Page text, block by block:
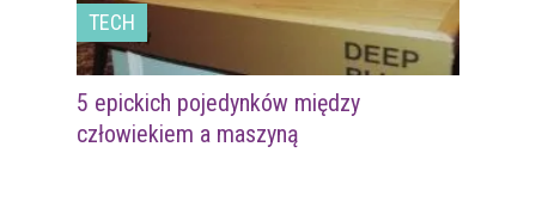
TECH
5 epickich pojedynków między
człowiekiem a maszyną